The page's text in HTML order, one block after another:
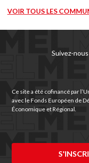
VOIR TOUS LES
Suivez-
Ce site a été cofinancé par
avec le Fonds Européen de
Économique et Régional.